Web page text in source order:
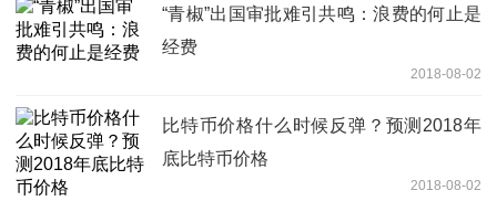
“青椒”出国审批难引共鸣：浪费的何止是
经费
2018-08-02
比特币价格什么时候反弹？预测2018年
底比特币价格
2018-08-02